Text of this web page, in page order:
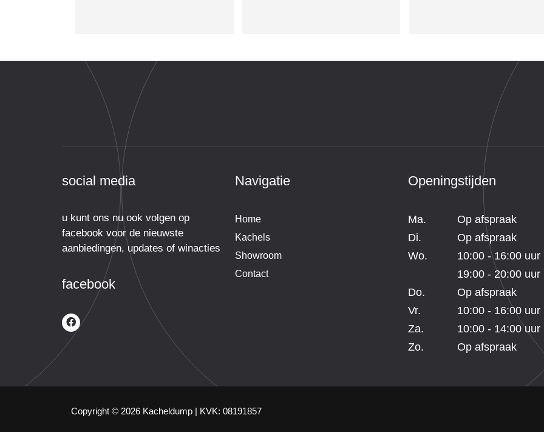
social media
u kunt ons nu ook volgen op
facebook voor de nieuwste
aanbiedingen, updates of winacties
facebook
Navigatie
Home
Kachels
Showroom
Contact
Openingstijden
Ma.
Di.
Wo.
Do.
Vr.
Za.
Zo.
Op afspraak
Op afspraak
10:00 - 16:00 uur
19:00 - 20:00 uur
Op afspraak
10:00 - 16:00 uur
10:00 - 14:00 uur
Op afspraak
Copyright © 2026 Kacheldump | KVK: 08191857